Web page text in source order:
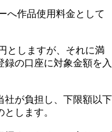
へ作品使用料金として
としますが、それに満
録の口座に対象金額を入
社が負担し、下限額以下
します。